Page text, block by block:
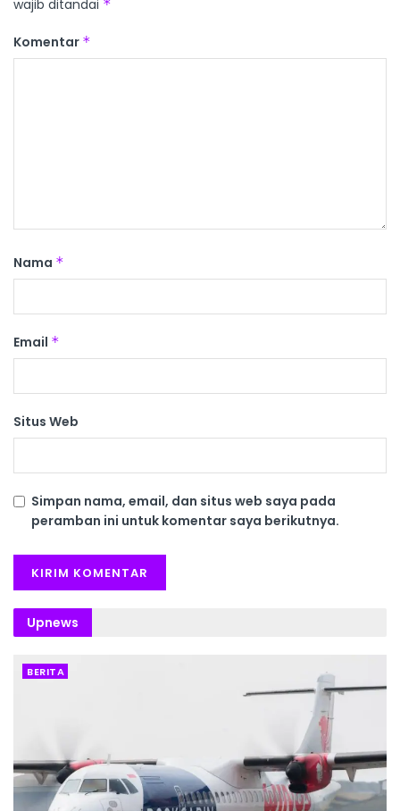
wajib ditandai *
Komentar *
Nama *
Email *
Situs Web
Simpan nama, email, dan situs web saya pada
peramban ini untuk komentar saya berikutnya.
Upnews
BERITA